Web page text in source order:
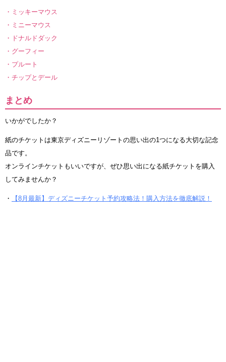
・ミッキーマウス
・ミニーマウス
・ドナルドダック
・グーフィー
・プルート
・チップとデール
まとめ
いかがでしたか？
紙のチケットは東京ディズニーリゾートの思い出の1つになる大切な記念
品です。
オンラインチケットもいいですが、ぜひ思い出になる紙チケットを購入
してみませんか？
・ 【8月最新】ディズニーチケット予約攻略法！購入方法を徹底解説！